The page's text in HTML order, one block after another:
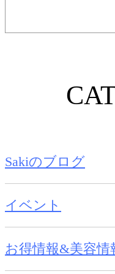
Sakiのブログ
イベント
お得情報&美容情